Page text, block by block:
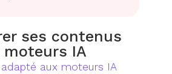
ses contenus
moteurs IA
aux moteurs IA